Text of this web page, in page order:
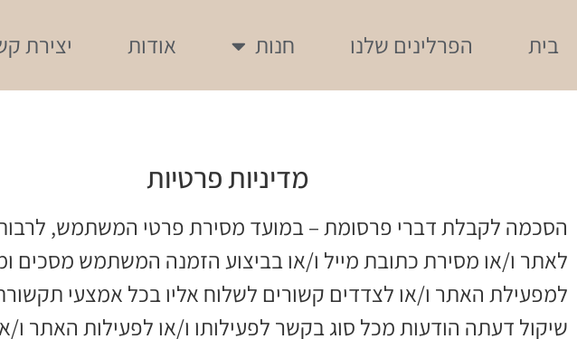
בית הפרלינים שלנו חנות אודות יצירת
מדיניות פרטיות
הסכמה לקבלת דברי פרסומת – במועד מסירת פרטי המשתמש,
לאתר ו/או מסירת כתובת מייל ו/או בביצוע הזמנה המשתמש מסכים
למפעילת האתר ו/או לצדדים קשורים לשלוח אליו בכל אמצעי
שיקול דעתה הודעות מכל סוג בקשר לפעילותו ו/או לפעילות האתר ו/